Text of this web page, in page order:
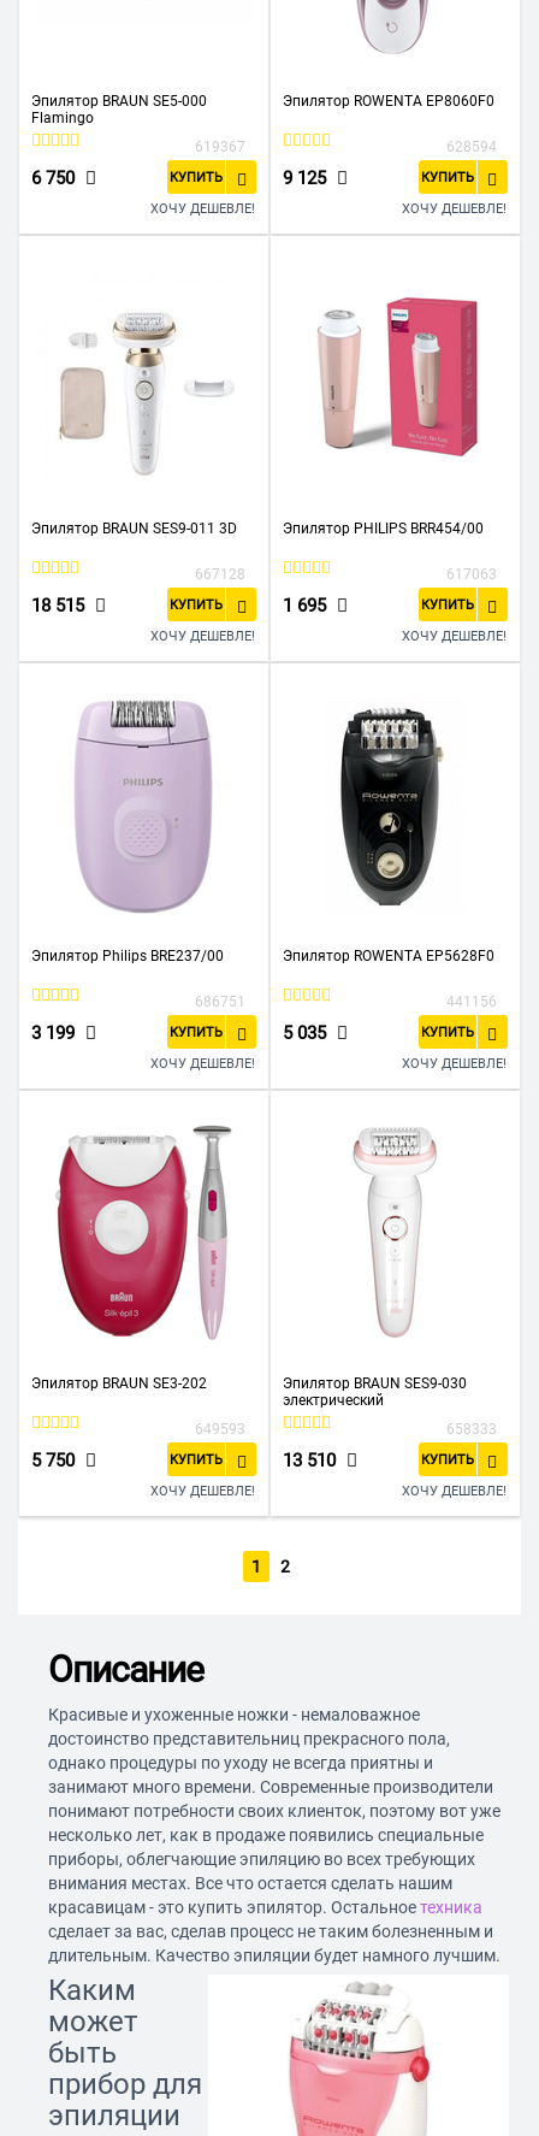
Эпилятор BRAUN SE5-000
Flamingo
619367
6 750 КУПИТЬ
ХОЧУ ДЕШЕВЛЕ!
Эпилятор ROWENTA EP8060F0
628594
9 125 КУПИТЬ
ХОЧУ ДЕШЕВЛЕ!
Эпилятор BRAUN SES9-011 3D
667128
18 515 КУПИТЬ
ХОЧУ ДЕШЕВЛЕ!
Эпилятор PHILIPS BRR454/00
617063
1 695 КУПИТЬ
ХОЧУ ДЕШЕВЛЕ!
Эпилятор Philips BRE237/00
686751
3 199 КУПИТЬ
ХОЧУ ДЕШЕВЛЕ!
Эпилятор ROWENTA EP5628F0
441156
5 035 КУПИТЬ
ХОЧУ ДЕШЕВЛЕ!
Эпилятор BRAUN SE3-202
649593
5 750 КУПИТЬ
ХОЧУ ДЕШЕВЛЕ!
Эпилятор BRAUN SES9-030
электрический
658333
13 510 КУПИТЬ
ХОЧУ ДЕШЕВЛЕ!
1 2
Описание
Красивые и ухоженные ножки - немаловажное
достоинство представительниц прекрасного пола,
однако процедуры по уходу не всегда приятны и
занимают много времени. Современные производители
понимают потребности своих клиенток, поэтому вот уже
несколько лет, как в продаже появились специальные
приборы, облегчающие эпиляцию во всех требующих
внимания местах. Все что остается сделать нашим
красавицам - это купить эпилятор. Остальноетехника
сделает за вас, сделав процесс не таким болезненным и
длительным. Качество эпиляции будет намного лучшим.
Каким
может
быть
прибор для
эпиляции